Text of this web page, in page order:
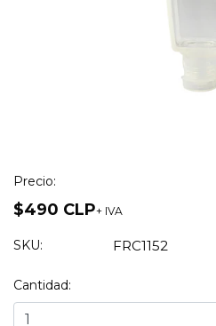
Precio:
$490 CLP+ IVA
SKU: FRC1152
Cantidad: